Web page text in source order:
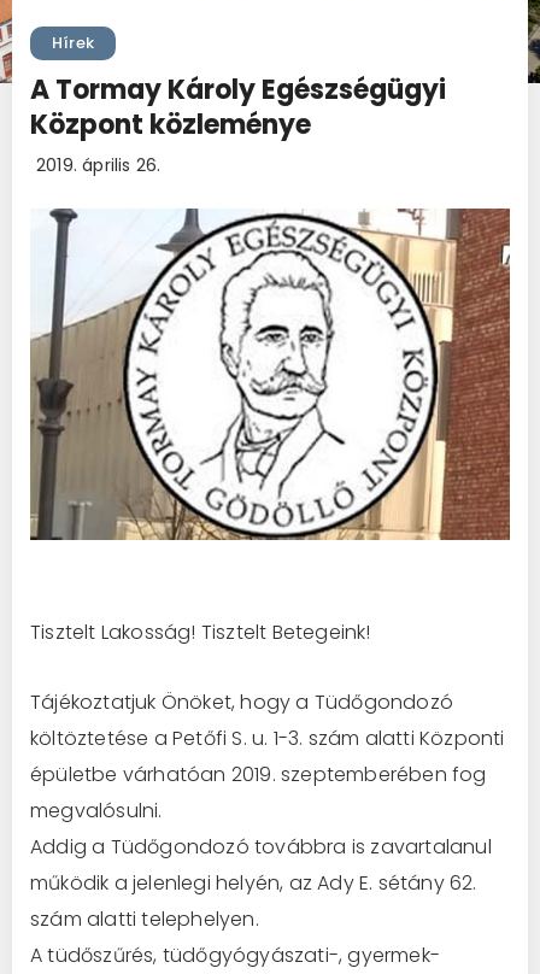
Hírek
A Tormay Károly Egészségügyi
Központ közleménye
2019. április 26.
Tisztelt Lakosság! Tisztelt Betegeink!
Tájékoztatjuk Önöket, hogy a Tüdőgondozó
költöztetése a Petőfi S. u. 1-3. szám alatti Központi
épületbe várhatóan 2019. szeptemberében fog
megvalósulni.
Addig a Tüdőgondozó továbbra is zavartalanul
működik a jelenlegi helyén, az Ady E. sétány 62.
szám alatti telephelyen.
A tüdőszűrés, tüdőgyógyászati-, gyermek-